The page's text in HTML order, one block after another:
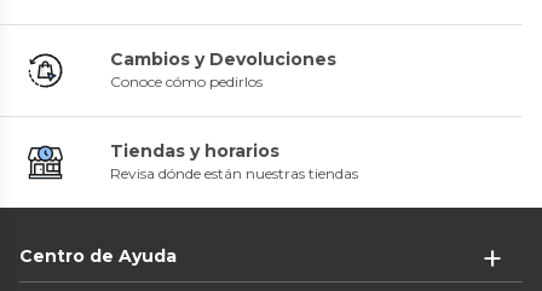
Cambios y Devoluciones
Conoce cómo pedirlos
Tiendas y horarios
Revisa dónde están nuestras tiendas
Centro de Ayuda